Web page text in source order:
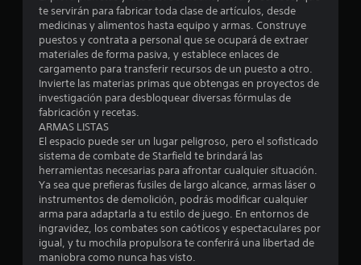
e
l
l
s
e
n
u
te servirán para fabricar toda clase de artículos, desde
medicinas y alimentos hasta equipo y armas. Construye
puestos y contrata a personal que se ocupará de extraer
materiales de forma pasiva, y establece enlaces de
cargamento para transferir recursos de un puesto a otro.
Invierte las materias primas que obtengas en proyectos de
investigación para desbloquear diversas fórmulas de
fabricación y recetas.
ARMAS LISTAS
El espacio puede ser un lugar peligroso, pero el sofisticado
sistema de combate de Starfield te brindará las
herramientas necesarias para afrontar cualquier situación.
Ya sea que prefieras fusiles de largo alcance, armas láser o
instrumentos de demolición, podrás modificar cualquier
arma para adaptarla a tu estilo de juego. En entornos de
ingravidez, los combates son caóticos y espectaculares por
igual, y tu mochila propulsora te conferirá una libertad de
maniobra como nunca has visto.